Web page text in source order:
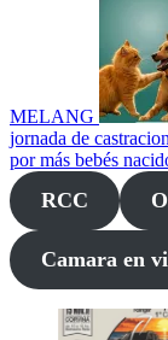
MELANG
jornada de
por más bebés
RCC
Camara en